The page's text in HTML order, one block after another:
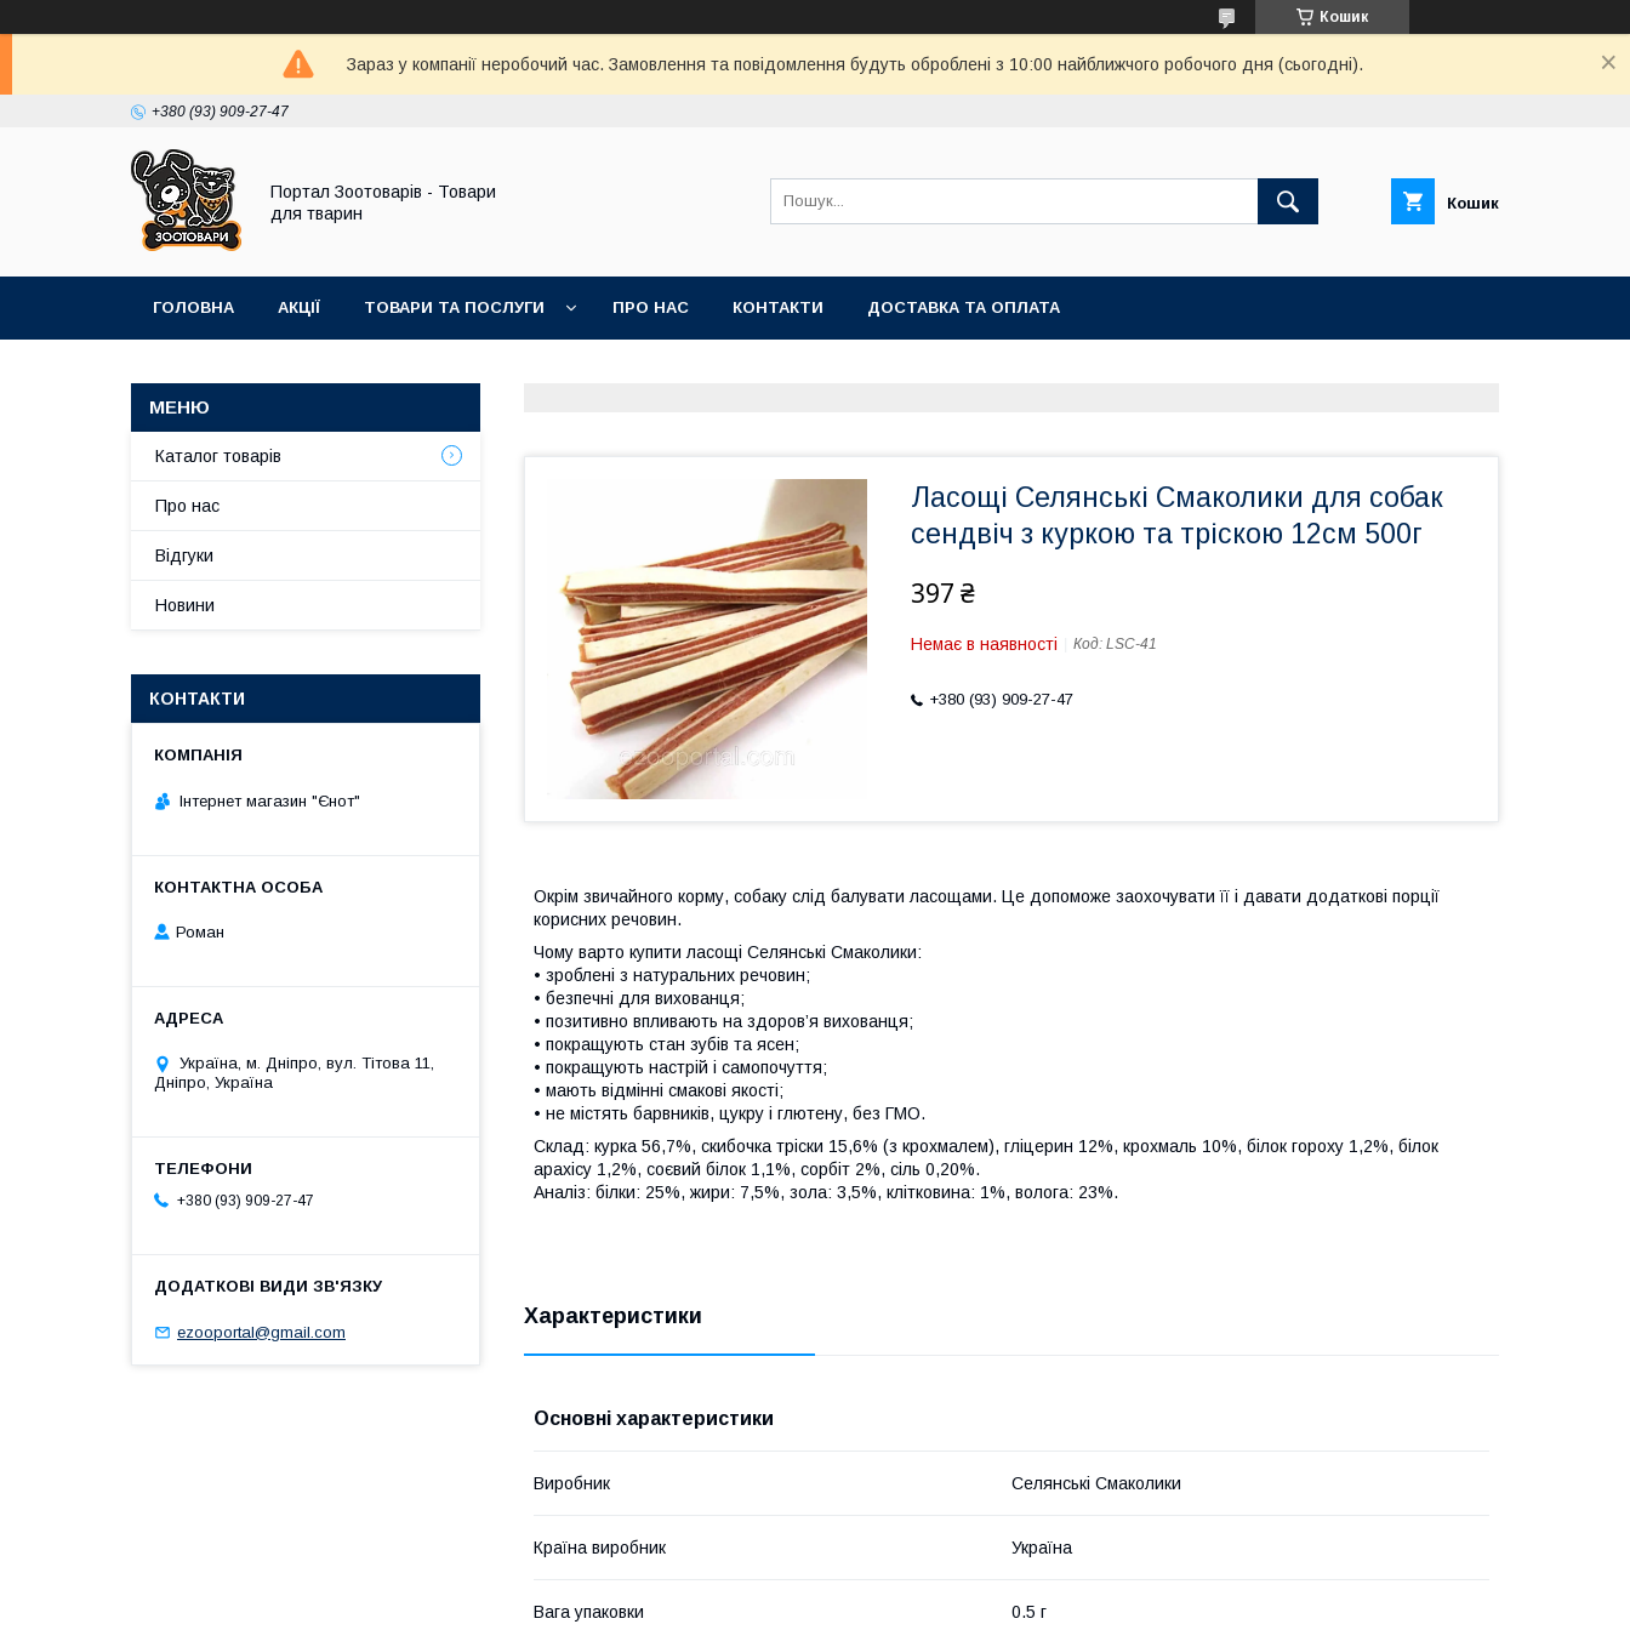
Кошик
Зараз у компанії неробочий час. Замовлення та повідомлення будуть оброблені з 10:00 найближчого робочого дня (сьогодні).
+380 (93) 909-27-47
Портал Зоотоварів - Товари
для тварин
Кошик
ГОЛОВНА АКЦІЇ ТОВАРИ ТА ПОСЛУГИ ПРО НАС КОНТАКТИ ДОСТАВКА ТА ОПЛАТА
Ласощі Селянські Смаколики для собак
сендвіч з куркою та тріскою 12см 500г
397 ₴
Немає в наявності Код: LSC-41
+380 (93) 909-27-47
Окрім звичайного корму, собаку слід балувати ласощами. Це допоможе заохочувати її і давати додаткові порції
корисних речовин.
Чому варто купити ласощі Селянські Смаколики:
• зроблені з натуральних речовин;
• безпечні для вихованця;
• позитивно впливають на здоров’я вихованця;
• покращують стан зубів та ясен;
• покращують настрій і самопочуття;
• мають відмінні смакові якості;
• не містять барвників, цукру і глютену, без ГМО.
Склад: курка 56,7%, скибочка тріски 15,6% (з крохмалем), гліцерин 12%, крохмаль 10%, білок гороху 1,2%, білок
арахісу 1,2%, соєвий білок 1,1%, сорбіт 2%, сіль 0,20%.
Аналіз: білки: 25%, жири: 7,5%, зола: 3,5%, клітковина: 1%, волога: 23%.
Характеристики
Основні характеристики
Виробник Селянські Смаколики
Країна виробник Україна
Вага упаковки 0.5 г
Каталог товарів
Про нас
Відгуки
Новини
КОНТАКТИ
Інтернет магазин "Єнот"
Роман
Україна, м. Дніпро, вул. Тітова 11,
Дніпро, Україна
+380 (93) 909-27-47
ezooportal@gmail.com